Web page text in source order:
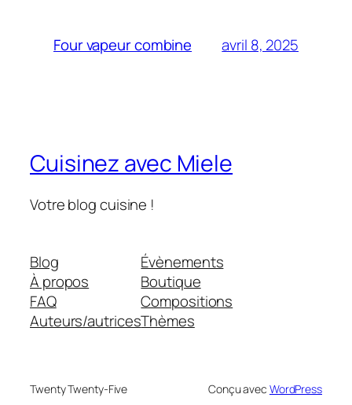
Four vapeur combine avril 8, 2025
Cuisinez avec Miele
Votre blog cuisine !
Blog
À propos
FAQ
Auteurs/autrices
Évènements
Boutique
Compositions
Thèmes
Twenty Twenty-Five Conçu avec WordPress